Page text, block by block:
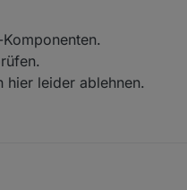
hier leider ablehnen.